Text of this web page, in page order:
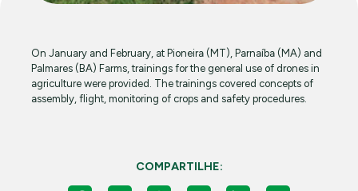
On January and February, at Pioneira (MT), Parnaíba (MA) and
Palmares (BA) Farms, trainings for the general use of drones in
agriculture were provided. The trainings covered concepts of
assembly, flight, monitoring of crops and safety procedures.
COMPARTILHE: